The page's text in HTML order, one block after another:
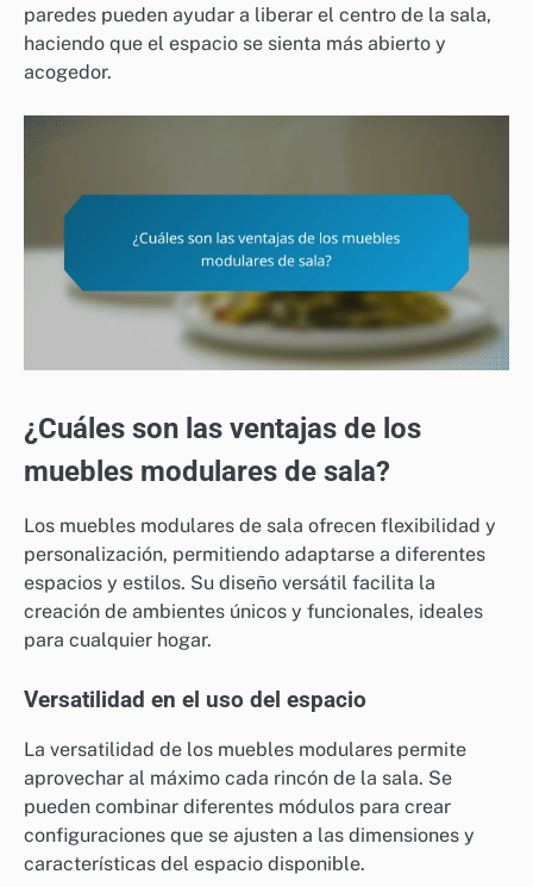
paredes pueden ayudar a liberar el centro de la sala,
haciendo que el espacio se sienta más abierto y
acogedor.
¿Cuáles son las ventajas de los
muebles modulares de sala?
Los muebles modulares de sala ofrecen flexibilidad y
personalización, permitiendo adaptarse a diferentes
espacios y estilos. Su diseño versátil facilita la
creación de ambientes únicos y funcionales, ideales
para cualquier hogar.
Versatilidad en el uso del espacio
La versatilidad de los muebles modulares permite
aprovechar al máximo cada rincón de la sala. Se
pueden combinar diferentes módulos para crear
configuraciones que se ajusten a las dimensiones y
características del espacio disponible.